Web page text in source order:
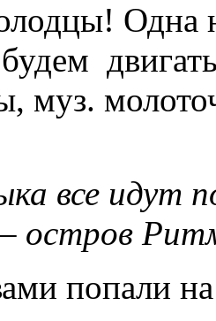
Одна
муз.
все идут
остров
попали